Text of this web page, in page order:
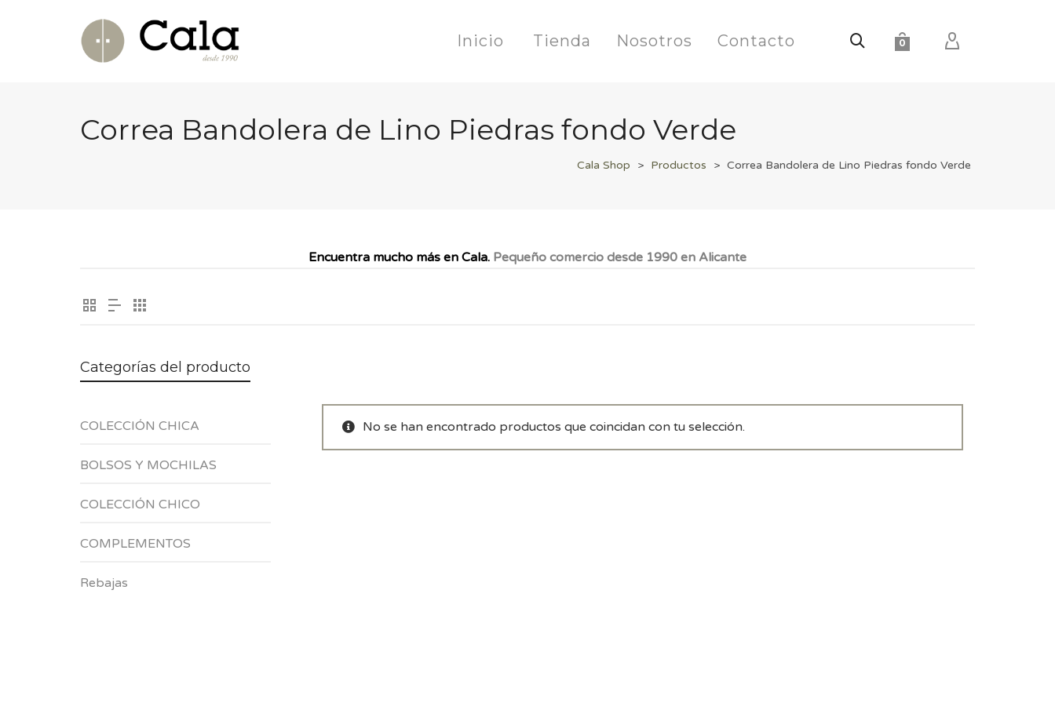
0
Inicio Tienda Nosotros Contacto
Correa Bandolera de Lino Piedras fondo Verde
Cala Shop > Productos > Correa Bandolera de Lino Piedras fondo Verde
Encuentra mucho más en Cala. Pequeño comercio desde 1990 en Alicante
No se han encontrado productos que coincidan con tu selección.
Categorías del producto
COLECCIÓN CHICA
BOLSOS Y MOCHILAS
COLECCIÓN CHICO
COMPLEMENTOS
Rebajas